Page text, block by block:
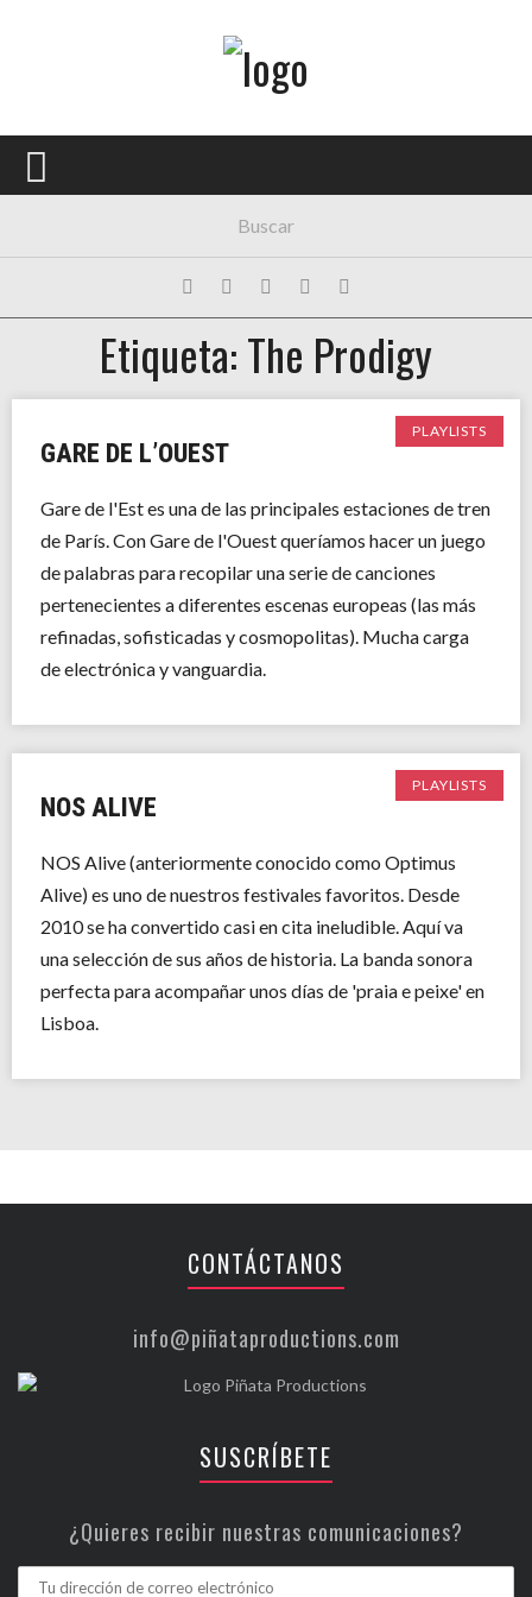
PORTADA
FESTIVALES
EXPOSICIONES
HISTORIAS
Etiqueta: The Prodigy
PLAYLISTS
GARE DE L’OUEST
Gare de l'Est es una de las principales estaciones de tren
de París. Con Gare de l'Ouest queríamos hacer un juego
de palabras para recopilar una serie de canciones
pertenecientes a diferentes escenas europeas (las más
refinadas, sofisticadas y cosmopolitas). Mucha carga
de electrónica y vanguardia.
PLAYLISTS
NOS ALIVE
NOS Alive (anteriormente conocido como Optimus
Alive) es uno de nuestros festivales favoritos. Desde
2010 se ha convertido casi en cita ineludible. Aquí va
una selección de sus años de historia. La banda sonora
perfecta para acompañar unos días de 'praia e peixe' en
Lisboa.
CONTÁCTANOS
info@piñataproductions.com
SUSCRÍBETE
¿Quieres recibir nuestras comunicaciones?